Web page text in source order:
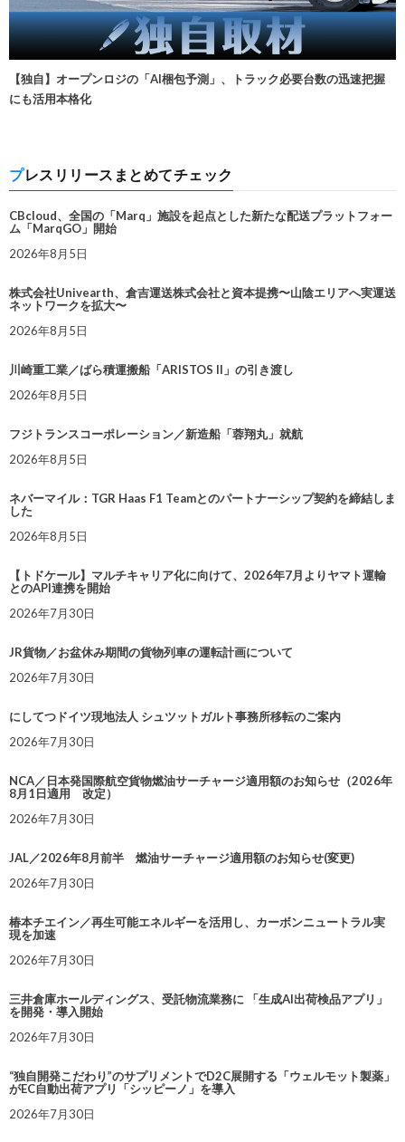
【独自】オープンロジの「AI梱包予測」、トラック必要台数の迅速把握
にも活用本格化
プレスリリースまとめてチェック
CBcloud、全国の「Marq」施設を起点とした新たな配送プラットフォー
ム「MarqGO」開始
2026年8月5日
株式会社Univearth、倉吉運送株式会社と資本提携〜山陰エリアへ実運送
ネットワークを拡大〜
2026年8月5日
川崎重工業／ばら積運搬船「ARISTOS II」の引き渡し
2026年8月5日
フジトランスコーポレーション／新造船「蓉翔丸」就航
2026年8月5日
ネバーマイル：TGR Haas F1 Teamとのパートナーシップ契約を締結しま
した
2026年8月5日
【トドケール】マルチキャリア化に向けて、2026年7月よりヤマト運輸
とのAPI連携を開始
2026年7月30日
JR貨物／お盆休み期間の貨物列車の運転計画について
2026年7月30日
にしてつドイツ現地法人 シュツットガルト事務所移転のご案内
2026年7月30日
NCA／日本発国際航空貨物燃油サーチャージ適用額のお知らせ（2026年
8月1日適用 改定）
2026年7月30日
JAL／2026年8月前半 燃油サーチャージ適用額のお知らせ(変更)
2026年7月30日
椿本チエイン／再生可能エネルギーを活用し、カーボンニュートラル実
現を加速
2026年7月30日
三井倉庫ホールディングス、受託物流業務に 「生成AI出荷検品アプリ」
を開発・導入開始
2026年7月30日
“独自開発こだわり”のサプリメントでD2C展開する「ウェルモット製薬」
がEC自動出荷アプリ「シッピーノ」を導入
2026年7月30日